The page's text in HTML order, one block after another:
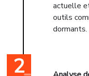
actuelle
outils
dormants.